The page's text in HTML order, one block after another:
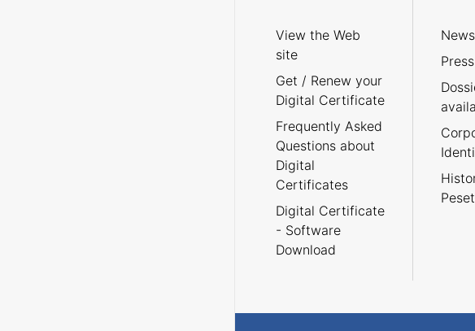
View the Web
site
Get / Renew your
Digital Certificate
Frequently Asked
Questions about
Digital
Certificates
Digital Certificate
- Software
Download
News